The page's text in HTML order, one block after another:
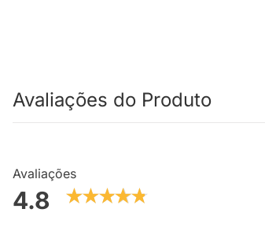
Avaliações do Produto
Avaliações
4.8